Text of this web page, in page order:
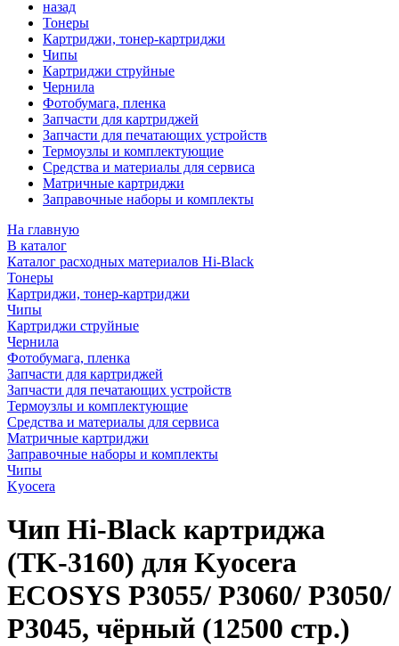
назад
Тонеры
Картриджи, тонер-картриджи
Чипы
Картриджи струйные
Чернила
Фотобумага, пленка
Запчасти для картриджей
Запчасти для печатающих устройств
Термоузлы и комплектующие
Средства и материалы для сервиса
Матричные картриджи
Заправочные наборы и комплекты
На главную
В каталог
Каталог расходных материалов Hi-Black
Тонеры
Картриджи, тонер-картриджи
Чипы
Картриджи струйные
Чернила
Фотобумага, пленка
Запчасти для картриджей
Запчасти для печатающих устройств
Термоузлы и комплектующие
Средства и материалы для сервиса
Матричные картриджи
Заправочные наборы и комплекты
Чипы
Kyocera
Чип Hi-Black картриджа
(TK-3160) для Kyocera
ECOSYS P3055/ P3060/ P3050/
P3045, чёрный (12500 стр.)